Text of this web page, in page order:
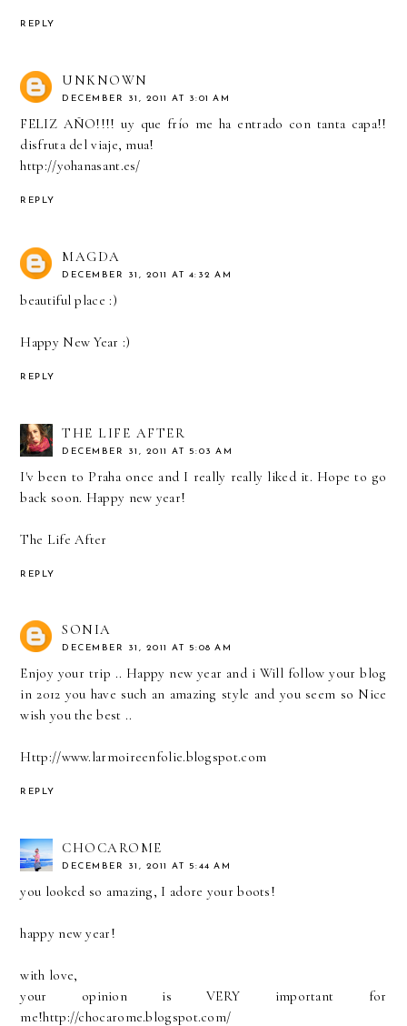
REPLY
UNKNOWN
DECEMBER 31, 2011 AT 3:01 AM
FELIZ AÑO!!!! uy que frío me ha entrado con tanta capa!!
disfruta del viaje, mua!
http://yohanasant.es/
REPLY
MAGDA
DECEMBER 31, 2011 AT 4:32 AM
beautiful place :)
Happy New Year :)
REPLY
THE LIFE AFTER
DECEMBER 31, 2011 AT 5:03 AM
I'v been to Praha once and I really really liked it. Hope to go
back soon. Happy new year!
The Life After
REPLY
SONIA
DECEMBER 31, 2011 AT 5:08 AM
Enjoy your trip .. Happy new year and i Will follow your blog
in 2012 you have such an amazing style and you seem so Nice
wish you the best ..
Http://www.larmoireenfolie.blogspot.com
REPLY
CHOCAROME
DECEMBER 31, 2011 AT 5:44 AM
you looked so amazing, I adore your boots!
happy new year!
with love,
your opinion is VERY important for
me!http://chocarome.blogspot.com/